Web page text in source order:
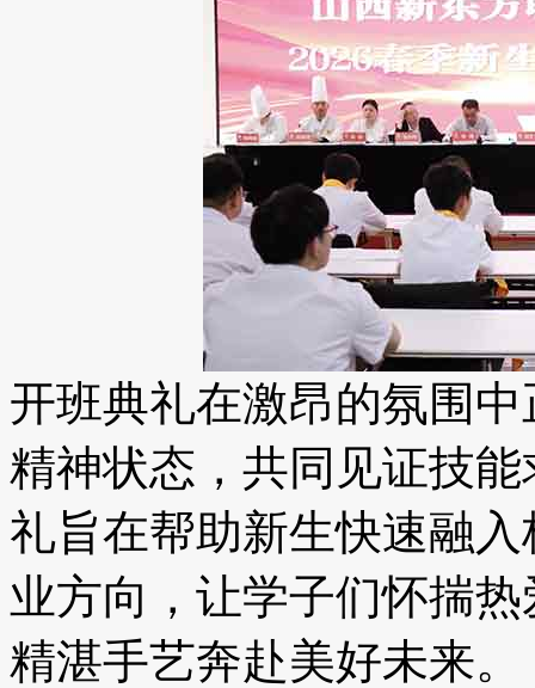
开班典礼在激昂的氛围
精神状态，共同见证技
礼旨在帮助新生快速融
业方向，让学子们怀揣
精湛手艺奔赴美好未来。